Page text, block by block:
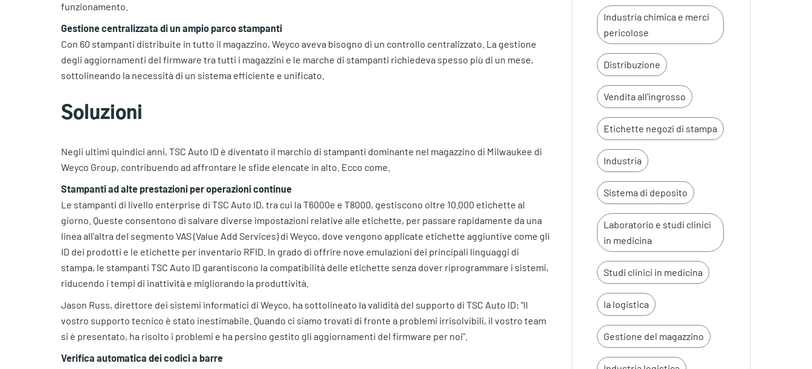
funzionamento.
Gestione centralizzata di un ampio parco stampanti
Con 60 stampanti distribuite in tutto il magazzino, Weyco aveva bisogno di un controllo centralizzato. La gestione
degli aggiornamenti del firmware tra tutti i magazzini e le marche di stampanti richiedeva spesso più di un mese,
sottolineando la necessità di un sistema efficiente e unificato.
Soluzioni
Negli ultimi quindici anni, TSC Auto ID è diventato il marchio di stampanti dominante nel magazzino di Milwaukee di
Weyco Group, contribuendo ad affrontare le sfide elencate in alto. Ecco come.
Stampanti ad alte prestazioni per operazioni continue
Le stampanti di livello enterprise di TSC Auto ID, tra cui la T6000e e T8000, gestiscono oltre 10.000 etichette al
giorno. Queste consentono di salvare diverse impostazioni relative alle etichette, per passare rapidamente da una
linea all'altra del segmento VAS (Value Add Services) di Weyco, dove vengono applicate etichette aggiuntive come gli
ID dei prodotti e le etichette per inventario RFID. In grado di offrire nove emulazioni dei principali linguaggi di
stampa, le stampanti TSC Auto ID garantiscono la compatibilità delle etichette senza dover riprogrammare i sistemi,
riducendo i tempi di inattività e migliorando la produttività.
Jason Russ, direttore dei sistemi informatici di Weyco, ha sottolineato la validità del supporto di TSC Auto ID: "Il
vostro supporto tecnico è stato inestimabile. Quando ci siamo trovati di fronte a problemi irrisolvibili, il vostro team
si è presentato, ha risolto i problemi e ha persino gestito gli aggiornamenti del firmware per noi".
Verifica automatica dei codici a barre
Industria chimica e merci
pericolose
Distribuzione
Vendita all'ingrosso
Etichette negozi di stampa
Industria
Sistema di deposito
Laboratorio e studi clinici
in medicina
Studi clinici in medicina
la logistica
Gestione del magazzino